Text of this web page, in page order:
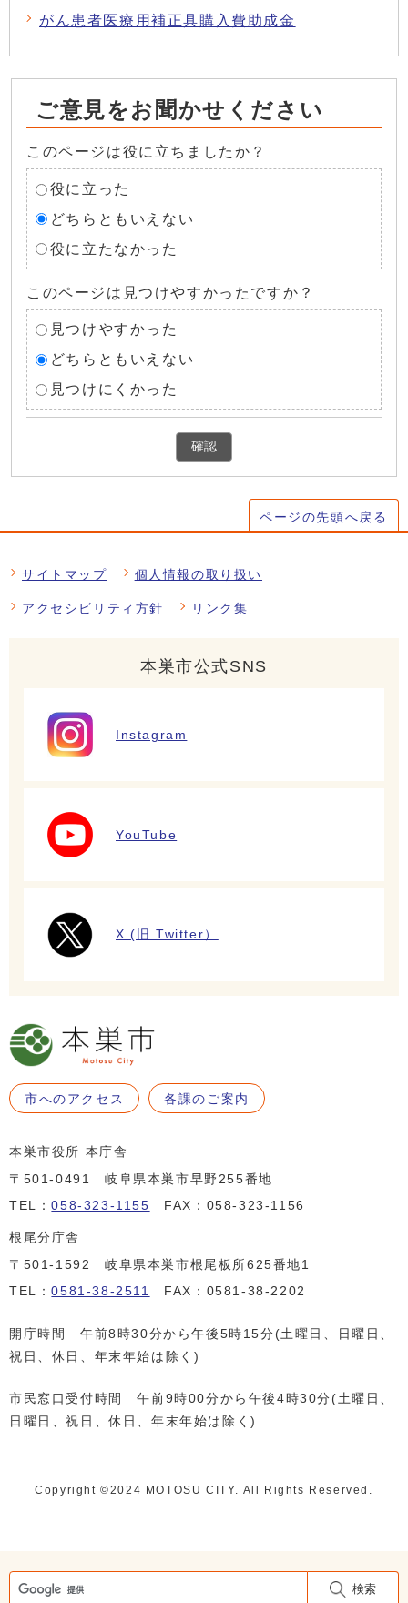
検索
がん患者医療用補正具購入費助成金
ご意見をお聞かせください
このページは役に立ちましたか？
役に立った
どちらともいえない
役に立たなかった
このページは見つけやすかったですか？
見つけやすかった
どちらともいえない
見つけにくかった
確認
ページの先頭へ戻る
サイトマップ 個人情報の取り扱い
アクセシビリティ方針 リンク集
本巣市公式SNS
Instagram
YouTube
X (旧 Twitter）
市へのアクセス 各課のご案内
本巣市役所 本庁舎
〒501-0491 岐阜県本巣市早野255番地
TEL：058-323-1155 FAX：058-323-1156
根尾分庁舎
〒501-1592 岐阜県本巣市根尾板所625番地1
TEL：0581-38-2511 FAX：0581-38-2202
開庁時間 午前8時30分から午後5時15分(土曜日、日曜日、
祝日、休日、年末年始は除く)
市民窓口受付時間 午前9時00分から午後4時30分(土曜日、
日曜日、祝日、休日、年末年始は除く)
Copyright ©️2024 MOTOSU CITY. All Rights Reserved.